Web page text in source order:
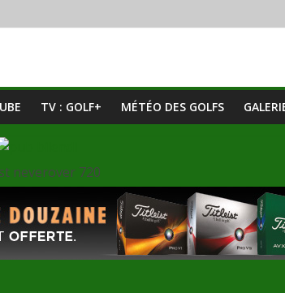
TV : GOLF+ MÉTÉO DES GOLFS